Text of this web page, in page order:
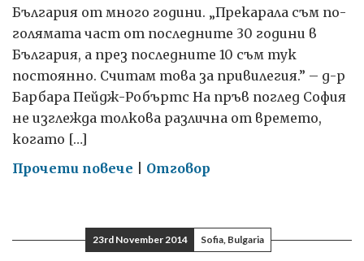
България от много години. „Прекарала съм по-
голямата част от последните 30 години в
България, а през последните 10 съм тук
постоянно. Считам това за привилегия.” – д-р
Барбара Пейдж-Робъртс На пръв поглед София
не изглежда толкова различна от времето,
когато […]
Прочети повече on
в
България
Отговор
23rd November 2014 Sofia, Bulgaria